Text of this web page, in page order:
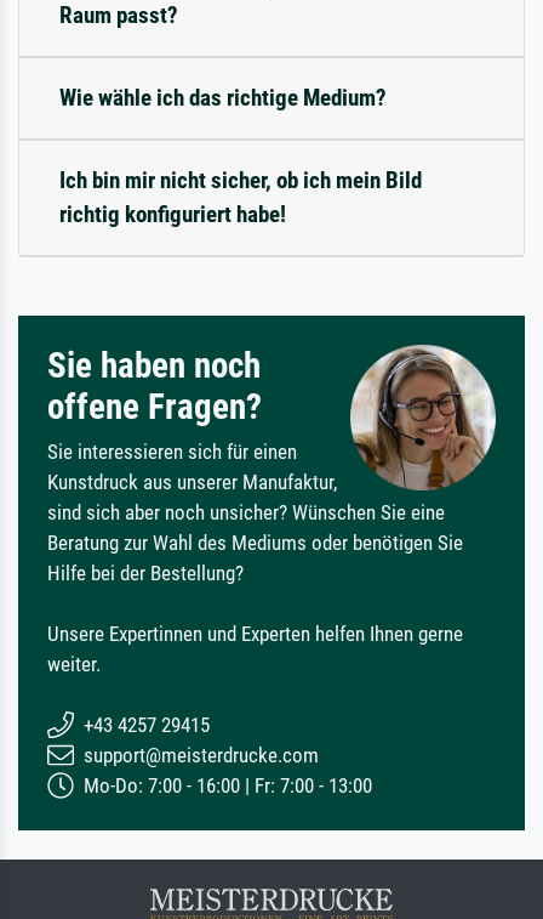
Raum passt?
Wie wähle ich das richtige Medium?
Ich bin mir nicht sicher, ob ich mein Bild
richtig konfiguriert habe!
Sie haben noch
offene Fragen?
Sie interessieren sich für einen
Kunstdruck aus unserer Manufaktur,
sind sich aber noch unsicher? Wünschen Sie eine
Beratung zur Wahl des Mediums oder benötigen Sie
Hilfe bei der Bestellung?
Unsere Expertinnen und Experten helfen Ihnen gerne
weiter.
+43 4257 29415
support@meisterdrucke.com
Mo-Do: 7:00 - 16:00 | Fr: 7:00 - 13:00